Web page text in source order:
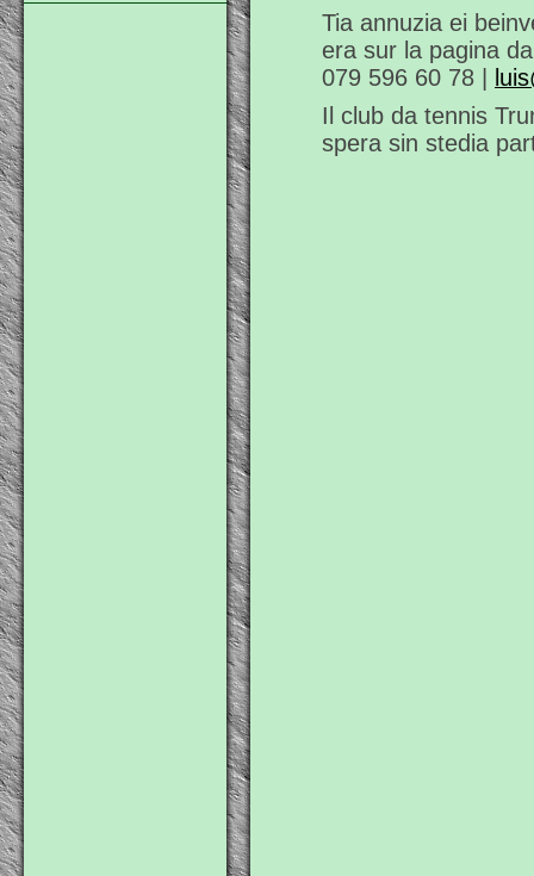
Tia annuzia ei
era sur la pagina
079 596 60 78 |
Il club da tennis
spera sin stedia